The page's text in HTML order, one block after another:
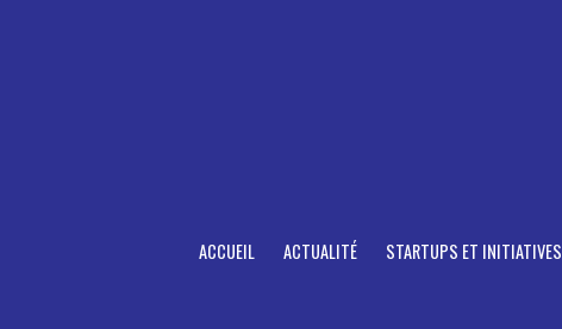
ACCUEIL ACTUALITÉ STARTUPS ET INITIATIVES